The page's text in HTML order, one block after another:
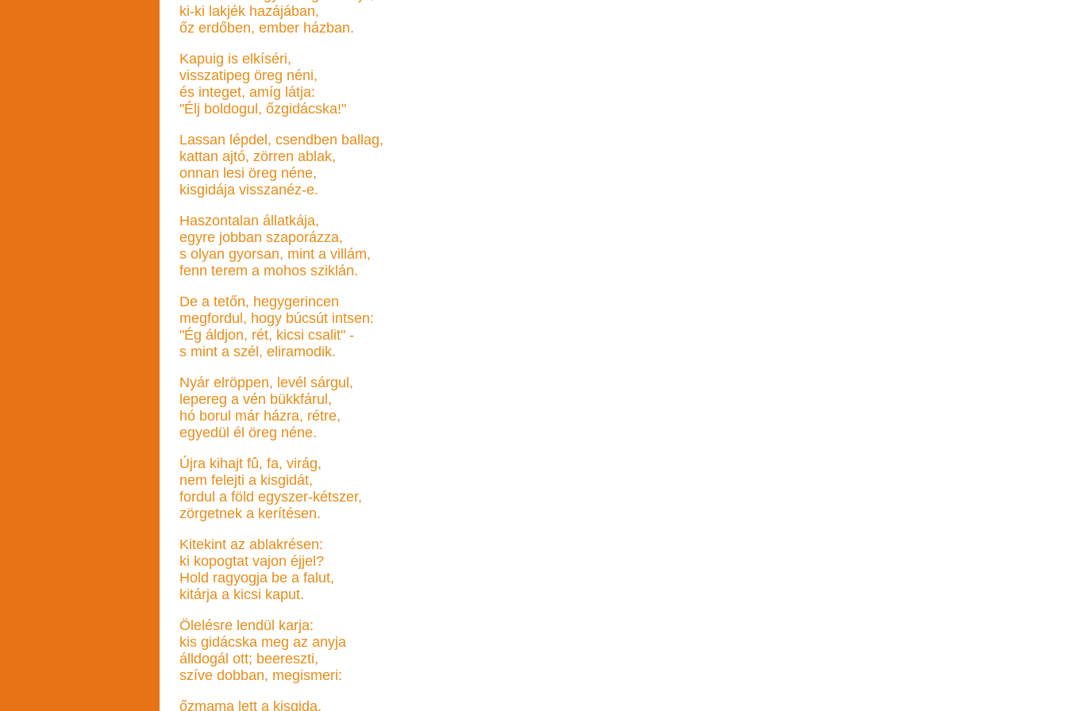
ki-ki lakjék hazájában,
őz erdőben, ember házban.
Kapuig is elkíséri,
visszatipeg öreg néni,
és integet, amíg látja:
"Élj boldogul, őzgidácska!"
Lassan lépdel, csendben ballag,
kattan ajtó, zörren ablak,
onnan lesi öreg néne,
kisgidája visszanéz-e.
Haszontalan állatkája,
egyre jobban szaporázza,
s olyan gyorsan, mint a villám,
fenn terem a mohos sziklán.
De a tetőn, hegygerincen
megfordul, hogy búcsút intsen:
"Ég áldjon, rét, kicsi csalit" -
s mint a szél, eliramodik.
Nyár elröppen, levél sárgul,
lepereg a vén bükkfárul,
hó borul már házra, rétre,
egyedül él öreg néne.
Újra kihajt fû, fa, virág,
nem felejti a kisgidát,
fordul a föld egyszer-kétszer,
zörgetnek a kerítésen.
Kitekint az ablakrésen:
ki kopogtat vajon éjjel?
Hold ragyogja be a falut,
kitárja a kicsi kaput.
Ölelésre lendül karja:
kis gidácska meg az anyja
álldogál ott; beereszti,
szíve dobban, megismeri:
őzmama lett a kisgida,